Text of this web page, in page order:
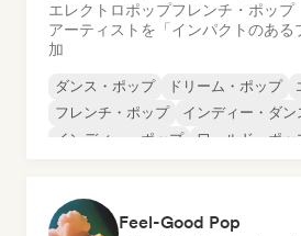
エレクトロポップフレンチ・ポップ
アーティストを「インパクトのある
加
ダンス・ポップ ドリーム・ポップ
フレンチ・ポップ
インディー・ダン
インディー・ポップ
ワールド・ポッ
Feel-Good Pop